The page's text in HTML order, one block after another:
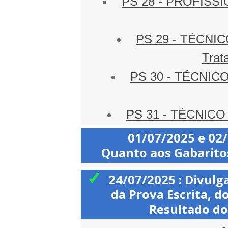
PS 29 -
PS 30 -
PS 31 -
01/07/2025 e
Quanto aos
24/07/2025 :
da Prova Escrita,
Resultado